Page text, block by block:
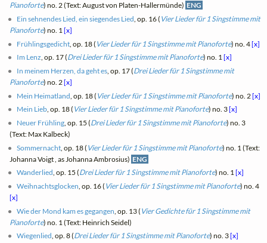
Pianoforte) no. 2 (Text: August von Platen-Hallermünde) ENG
Ein sehnendes Lied, ein siegendes Lied , op. 16 ( Vier Lieder für 1 Singstimme mit
Pianoforte) no. 1[x]
Frühlingsgedicht , op. 18 ( Vier Lieder für 1 Singstimme mit Pianoforte) no. 4[x]
Im Lenz, op. 17 (Drei Lieder für 1 Singstimme mit Pianoforte) no. 1[x]
In meinem Herzen, da geht es , op. 17 (Drei Lieder für 1 Singstimme mit
Pianoforte) no. 2[x]
Mein Heimatland , op. 18 ( Vier Lieder für 1 Singstimme mit Pianoforte) no. 2[x]
Mein Lieb, op. 18 ( Vier Lieder für 1 Singstimme mit Pianoforte) no. 3[x]
Neuer Frühling , op. 15 (Drei Lieder für 1 Singstimme mit Pianoforte) no. 3
(Text: Max Kalbeck)
Sommernacht , op. 18 ( Vier Lieder für 1 Singstimme mit Pianoforte) no. 1 (Text:
Johanna Voigt , as Johanna Ambrosius) ENG
Wanderlied, op. 15 (Drei Lieder für 1 Singstimme mit Pianoforte) no. 1[x]
Weihnachtsglocken , op. 16 ( Vier Lieder für 1 Singstimme mit Pianoforte) no. 4
[x]
Wie der Mond kam es gegangen , op. 13 ( Vier Gedichte für 1 Singstimme mit
Pianoforte) no. 1 (Text: Heinrich Seidel)
Wiegenlied, op. 8 (Drei Lieder für 1 Singstimme mit Pianoforte) no. 3[x]